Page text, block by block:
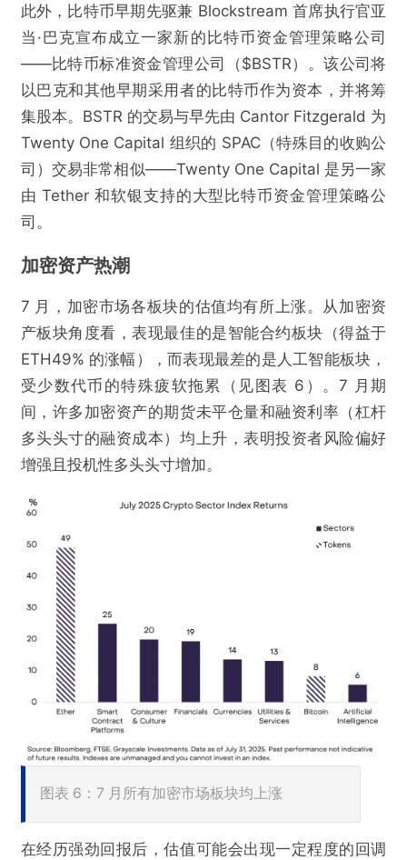
此外，比特币早期先驱兼 Blockstream 首席执行官亚
当·巴克宣布成立一家新的比特币资金管理策略公司
——比特币标准资金管理公司（$BSTR）。该公司将
以巴克和其他早期采用者的比特币作为资本，并将筹
集股本。BSTR 的交易与早先由 Cantor Fitzgerald 为
Twenty One Capital 组织的 SPAC（特殊目的收购公
司）交易非常相似——Twenty One Capital 是另一家
由 Tether 和软银支持的大型比特币资金管理策略公
司。
加密资产热潮
7 月，加密市场各板块的估值均有所上涨。从加密资
产板块角度看，表现最佳的是智能合约板块（得益于
ETH49% 的涨幅），而表现最差的是人工智能板块，
受少数代币的特殊疲软拖累（见图表 6）。7 月期
间，许多加密资产的期货未平仓量和融资利率（杠杆
多头头寸的融资成本）均上升，表明投资者风险偏好
增强且投机性多头头寸增加。
图表 6：7 月所有加密市场板块均上涨
在经历强劲回报后，估值可能会出现一定程度的回调